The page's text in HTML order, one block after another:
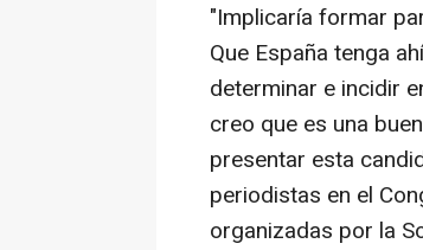
"Implicaría formar
Que España tenga
determinar e incidir
creo que es una
presentar esta
periodistas en el
organizadas por la